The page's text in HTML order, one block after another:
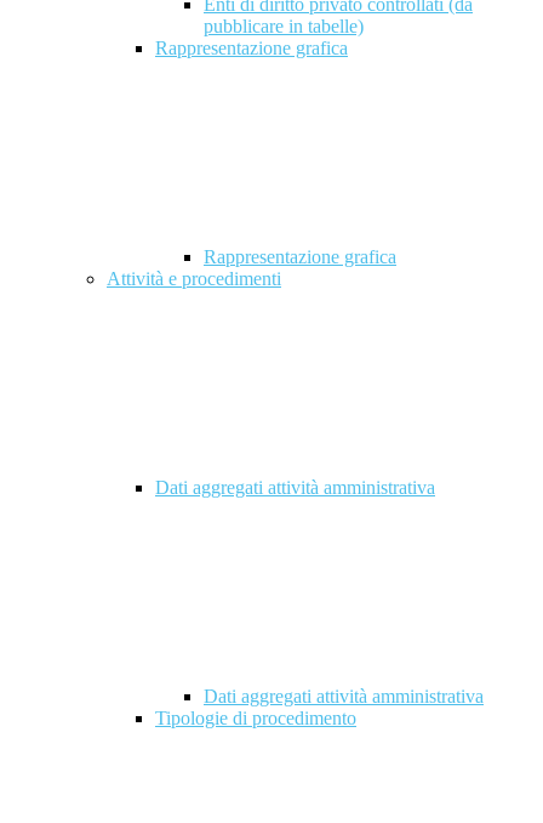
Enti di diritto privato controllati (da
pubblicare in tabelle)
Rappresentazione grafica
Rappresentazione grafica
Attività e procedimenti
Dati aggregati attività amministrativa
Dati aggregati attività amministrativa
Tipologie di procedimento